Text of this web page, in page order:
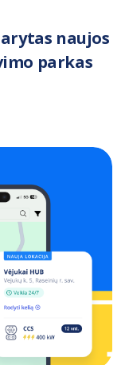
naujos
parkas